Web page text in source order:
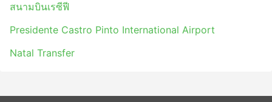
สนามบินเรซีฟี
Presidente Castro Pinto International Airport
Natal Transfer